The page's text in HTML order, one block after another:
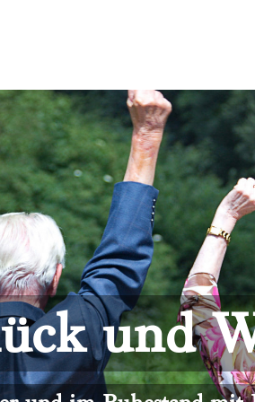
und